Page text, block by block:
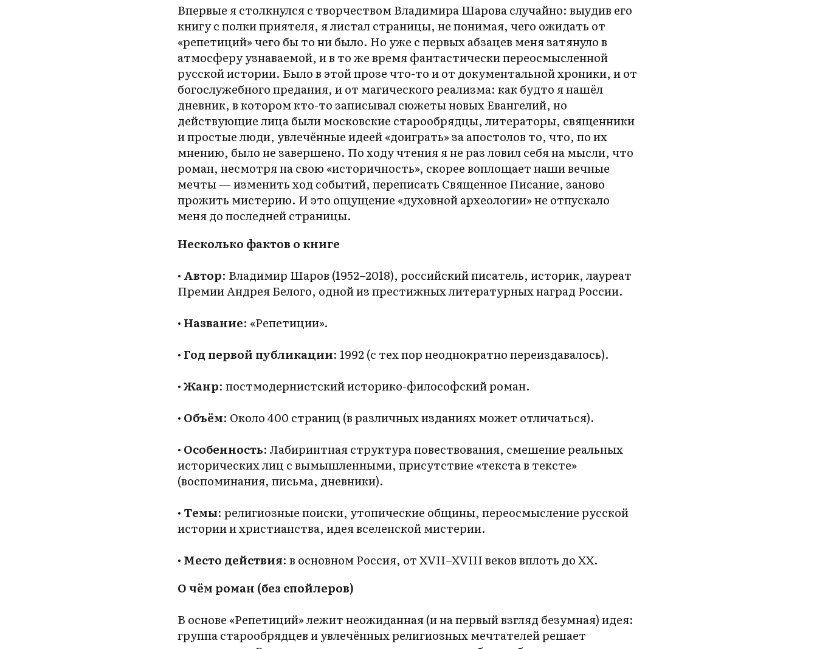
Впервые я столкнулся с творчеством Владимира Шарова случайно: выудив его
книгу с полки приятеля, я листал страницы, не понимая, чего ожидать от
«репетиций» чего бы то ни было. Но уже с первых абзацев меня затянуло в
атмосферу узнаваемой, и в то же время фантастически переосмысленной
русской истории. Было в этой прозе что-то и от документальной хроники, и от
богослужебного предания, и от магического реализма: как будто я нашёл
дневник, в котором кто-то записывал сюжеты новых Евангелий, но
действующие лица были московские старообрядцы, литераторы, священники
и простые люди, увлечённые идеей «доиграть» за апостолов то, что, по их
мнению, было не завершено. По ходу чтения я не раз ловил себя на мысли, что
роман, несмотря на свою «историчность», скорее воплощает наши вечные
мечты — изменить ход событий, переписать Священное Писание, заново
прожить мистерию. И это ощущение «духовной археологии» не отпускало
меня до последней страницы.
Несколько фактов о книге
• Автор: Владимир Шаров (1952–2018), российский писатель, историк, лауреат
Премии Андрея Белого, одной из престижных литературных наград России.
• Название: «Репетиции».
• Год первой публикации: 1992 (с тех пор неоднократно переиздавалось).
•Жанр: постмодернистский историко-философский роман.
• Объём: Около 400 страниц (в различных изданиях может отличаться).
• Особенность: Лабиринтная структура повествования, смешение реальных
исторических лиц с вымышленными, присутствие «текста в тексте»
(воспоминания, письма, дневники).
• Темы: религиозные поиски, утопические общины, переосмысление русской
истории и христианства, идея вселенской мистерии.
• Место действия: в основном Россия, от XVII–XVIII веков вплоть до XX.
О чём роман (без спойлеров)
В основе «Репетиций» лежит неожиданная (и на первый взгляд безумная) идея:
группа старообрядцев и увлечённых религиозных мечтателей решает